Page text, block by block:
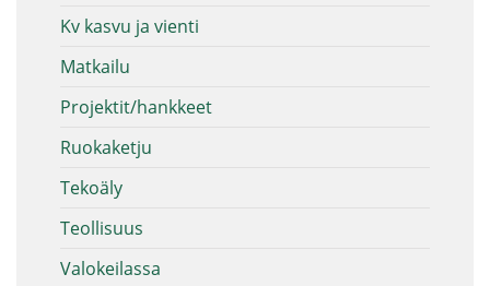
Kv kasvu ja vienti
Matkailu
Projektit/hankkeet
Ruokaketju
Tekoäly
Teollisuus
Valokeilassa